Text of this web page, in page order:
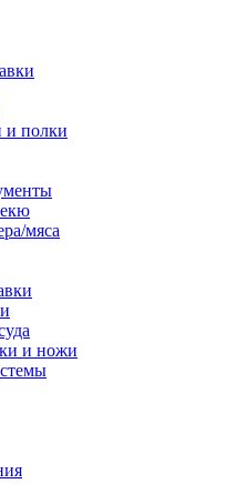
и полки
мяса
и ножи